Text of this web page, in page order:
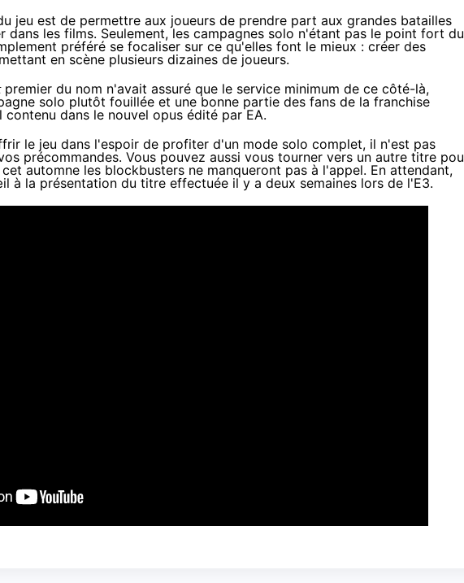
jeu est de permettre aux joueurs de prendre part aux grandes batailles
dans les films. Seulement, les campagnes solo n'étant pas le point fort du
préféré se focaliser sur ce qu'elles font le mieux : créer des
en scène plusieurs dizaines de joueurs.
premier du nom n'avait assuré que le service minimum de ce côté-là,
solo plutôt fouillée et une bonne partie des fans de la franchise
dans le nouvel opus édité par EA.
le jeu dans l'espoir de profiter d'un mode solo complet, il n'est pas
précommandes. Vous pouvez aussi vous tourner vers un autre titre
automne les blockbusters ne manqueront pas à l'appel. En attendant,
à la présentation du titre effectuée il y a deux semaines lors de l'E3.